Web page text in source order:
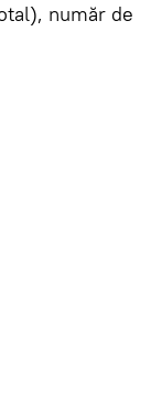
număr de